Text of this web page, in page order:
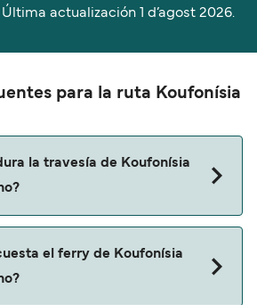
Última actualización
1 d’agost 2026.
para la ruta Koufonísia
la travesía de Koufonísia
aproximadamente 6 horas 40
el ferry de Koufonísia